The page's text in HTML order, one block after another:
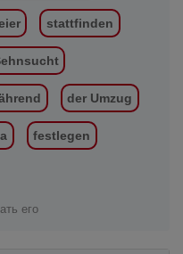
stattfinden
der Umzug
festlegen
его